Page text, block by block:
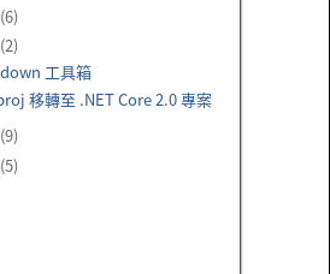
(6)
(2)
工具箱
移轉至 .NET Core 2.0 專案
(9)
(5)